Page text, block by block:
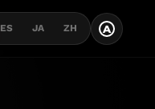
ES JA ZH A